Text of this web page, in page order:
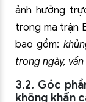
ảnh hưởng
trong ma trận
bao gồm:
trong ngày,
3.2. Góc
không khẩn